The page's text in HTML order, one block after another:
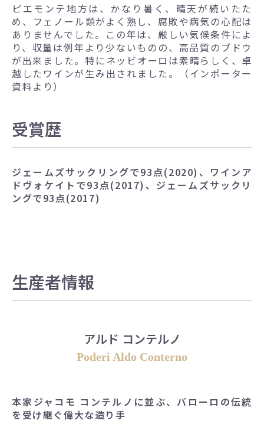
ピエモンテ地方は、かなり暑く、晴天が続いたた
め、フェノール類がよく熟し、腐敗や病気の心配は
ありませんでした。この年は、厳しい気候条件によ
り、収量は例年より少ないものの、高品質のブドウ
が出来ました。特にネッビオーロは素晴らしく、卓
越したワインが生み出されました。（インポーター
資料より）
受賞歴
ジェームズサックリングで93点(2020)、ワインア
ドヴォケイトで93点(2017)、ジェームズサックリ
ングで93点(2017)
生産者情報
アルド コンテルノ
Poderi Aldo Conterno
本家ジャコモ コンテルノに並ぶ、バローロの伝統
を受け継ぐ偉大な造り手